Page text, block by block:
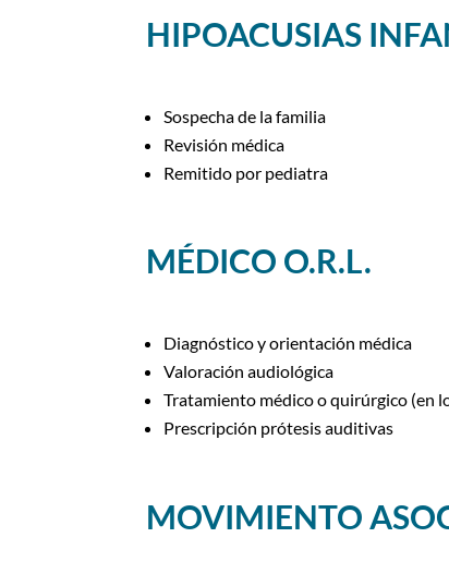
HIPOACUSIAS
Sospecha de la familia
Revisión médica
Remitido por pediatra
MÉDICO O.R.L.
Diagnóstico y orientación médica
Valoración audiológica
Tratamiento médico o quirúrgico (en
Prescripción prótesis auditivas
MOVIMIENTO